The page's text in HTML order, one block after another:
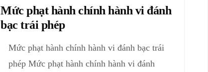
Mức phạt hành chính hành vi đánh
bạc trái phép
Mức phạt hành chính hành vi đánh bạc trái
phép Mức phạt hành chính hành vi đánh